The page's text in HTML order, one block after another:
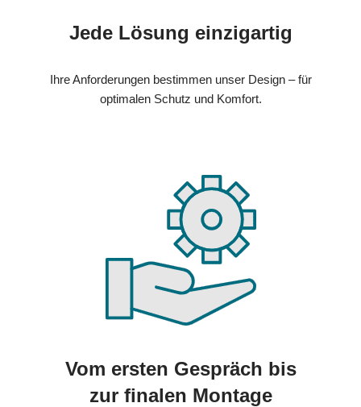
Jede Lösung einzigartig
Ihre Anforderungen bestimmen unser Design – für
optimalen Schutz und Komfort.
Vom ersten Gespräch bis
zur finalen Montage